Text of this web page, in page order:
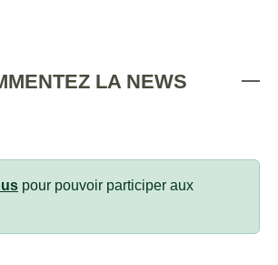
LA NEWS
pour pouvoir participer aux